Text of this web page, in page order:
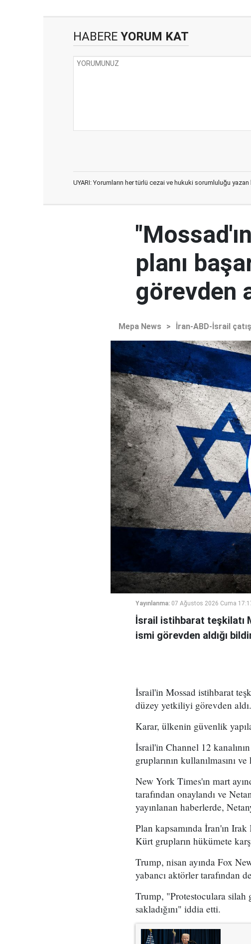
HABERE YORUM KAT
UYARI: Yorumların her türlü cezai ve hukuki sorumluluğu
planı
görevden
Mepa News > İran-ABD-İsrail
Yayınlanma: 07 Ağustos 2026 Cuma
İsrail istihbarat teşkilatı
ismi görevden aldığı
İsrail'in Mossad istihbarat
düzey yetkiliyi görevden aldı.
Karar, ülkenin güvenlik
İsrail'in Channel 12
gruplarının kullanılmasını
New York Times'ın mart
tarafından onaylandı ve
yayınlanan haberlerde,
Plan kapsamında İran'ın Irak
Kürt grupların hükümete
Trump, nisan ayında Fox
yabancı aktörler tarafından
Trump, "Protestoculara silah
sakladığını" iddia etti.